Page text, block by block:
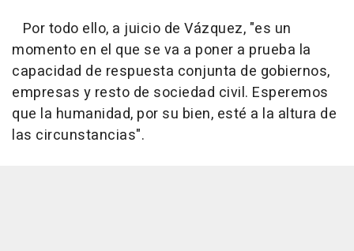
Por todo ello, a juicio de Vázquez, "es un
momento en el que se va a poner a prueba la
capacidad de respuesta conjunta de gobiernos,
empresas y resto de sociedad civil. Esperemos
que la humanidad, por su bien, esté a la altura de
las circunstancias".